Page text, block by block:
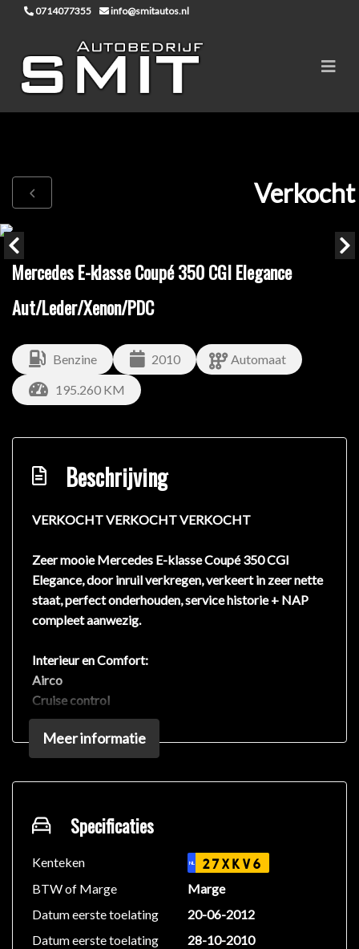
0714077355 info@smitautos.nl
Verkocht
Mercedes E-klasse Coupé 350 CGI Elegance
Aut/Leder/Xenon/PDC
Benzine 2010
Automaat
195.260 KM
Beschrijving
VERKOCHT VERKOCHT VERKOCHT
Zeer mooie Mercedes E-klasse Coupé 350 CGI
Elegance, door inruil verkregen, verkeert in zeer nette
staat, perfect onderhouden, service historie + NAP
compleet aanwezig.
Interieur en Comfort:
Airco
Cruise control
Luxe lederen bekleding
Voorstoelen verwarmd
Achterbank in delen neerklapbaar
Aluminium interieur afwerking
275Bestuurdersstoel elektrisch verstelbaar
Bestuurdersstoel in hoogte verstelbaar
Gepolijste aluminium interieurlijsten
U35Contactdoos: extra 12V-aansluiting
bagageruimte
440Cruisecontrol
Elektrisch verstelbare bestuurdersstoel
Meer informatie
Specificaties
Kenteken NL 27XKV6
BTW of Marge
Marge
Datum eerste toelating
20-06-2012
Datum eerste toelating
28-10-2010